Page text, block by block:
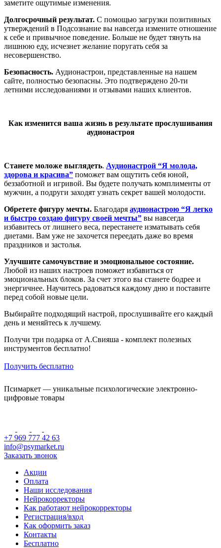
заметите ощутимые изменения.
Долгосрочный результат. С помощью загрузки позитивных
утверждений в Подсознание вы навсегда измените отношение
к себе и привычное поведение. Больше не будет тянуть на
лишнюю еду, исчезнет желание поругать себя за
несовершенство.
Безопасность. Аудионастрои, представленные на нашем
сайте, полностью безопасны. Это подтверждено 20-ти
летними исследованиями и отзывами наших клиентов.
Как изменится ваша жизнь в результате прослушивания
аудионастроя
Станете моложе выглядеть. Аудионастрой “Я молода,
здорова и красива” поможет вам ощутить себя юной,
беззаботной и игривой. Вы будете получать комплименты от
мужчин, а подруги заходят узнать секрет вашей молодости.
Обретете фигуру мечты. Благодаря аудионастрою “Я легко
и быстро создаю фигуру своей мечты” вы навсегда
избавитесь от лишнего веса, перестанете изматывать себя
диетами. Вам уже не захочется переедать даже во время
праздников и застолья.
Улучшите самочувствие и эмоциональное состояние.
Любой из наших настроев поможет избавиться от
эмоциональных блоков. За счет этого вы станете бодрее и
энергичнее. Научитесь радоваться каждому дню и поставите
перед собой новые цели.
Выбирайте подходящий настрой, прослушивайте его каждый
день и меняйтесь к лучшему.
Получи три подарка от А.Свияша - комплект полезных
инструментов бесплатно!
Получить бесплатно
Псимаркет — уникальные психологические электронно-
цифровые товары
+7 969 777 42 63
info@psymarket.ru
Заказать звонок
Акции
Оплата
Наши исследования
Нейрокорректоры
Как работают нейрокорректоры
Регистрация/вход
Как оформить заказ
Контакты
Бесплатно